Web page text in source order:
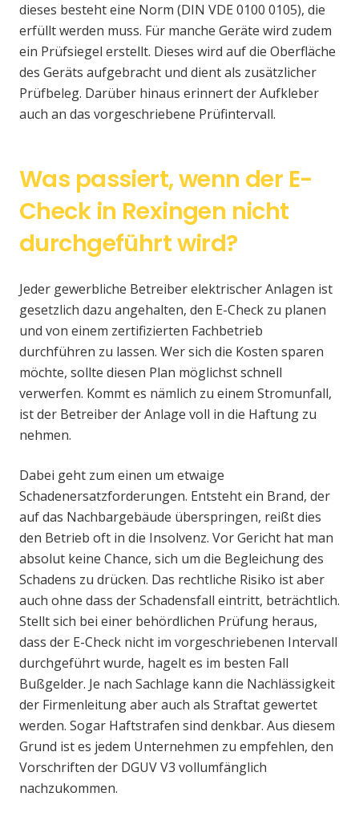
dieses besteht eine Norm (DIN VDE 0100 0105), die
erfüllt werden muss. Für manche Geräte wird zudem
ein Prüfsiegel erstellt. Dieses wird auf die Oberfläche
des Geräts aufgebracht und dient als zusätzlicher
Prüfbeleg. Darüber hinaus erinnert der Aufkleber
auch an das vorgeschriebene Prüfintervall.
Was passiert, wenn der E-
Check in Rexingen nicht
durchgeführt wird?
Jeder gewerbliche Betreiber elektrischer Anlagen ist
gesetzlich dazu angehalten, den E-Check zu planen
und von einem zertifizierten Fachbetrieb
durchführen zu lassen. Wer sich die Kosten sparen
möchte, sollte diesen Plan möglichst schnell
verwerfen. Kommt es nämlich zu einem Stromunfall,
ist der Betreiber der Anlage voll in die Haftung zu
nehmen.
Dabei geht zum einen um etwaige
Schadenersatzforderungen. Entsteht ein Brand, der
auf das Nachbargebäude überspringen, reißt dies
den Betrieb oft in die Insolvenz. Vor Gericht hat man
absolut keine Chance, sich um die Begleichung des
Schadens zu drücken. Das rechtliche Risiko ist aber
auch ohne dass der Schadensfall eintritt, beträchtlich.
Stellt sich bei einer behördlichen Prüfung heraus,
dass der E-Check nicht im vorgeschriebenen Intervall
durchgeführt wurde, hagelt es im besten Fall
Bußgelder. Je nach Sachlage kann die Nachlässigkeit
der Firmenleitung aber auch als Straftat gewertet
werden. Sogar Haftstrafen sind denkbar. Aus diesem
Grund ist es jedem Unternehmen zu empfehlen, den
Vorschriften der DGUV V3 vollumfänglich
nachzukommen.